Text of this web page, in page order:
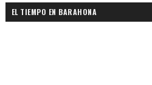
EL TIEMPO EN BARAHONA